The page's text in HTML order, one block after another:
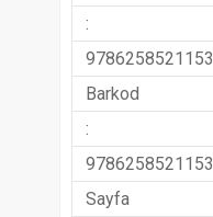
:
9786258521153
Barkod
:
9786258521153
Sayfa